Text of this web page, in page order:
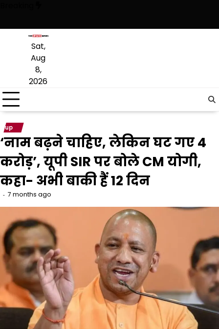
content
Sat,
Aug
8,
2026
up
‘नाम बढ़ने चाहिए, लेकिन घट गए 4
करोड़’, यूपी SIR पर बोले CM योगी,
कहा- अभी बाकी हैं 12 दिन
7 months ago